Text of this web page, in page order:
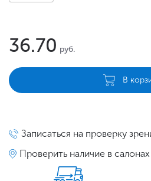
36.70 руб.
В
Записаться на проверку
Проверить наличие в салонах